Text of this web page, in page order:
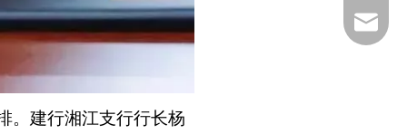
。建行湘江支行行长杨